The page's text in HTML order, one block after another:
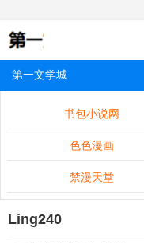
第一文学城
书包小说网
色色漫画
禁漫天堂
Ling240